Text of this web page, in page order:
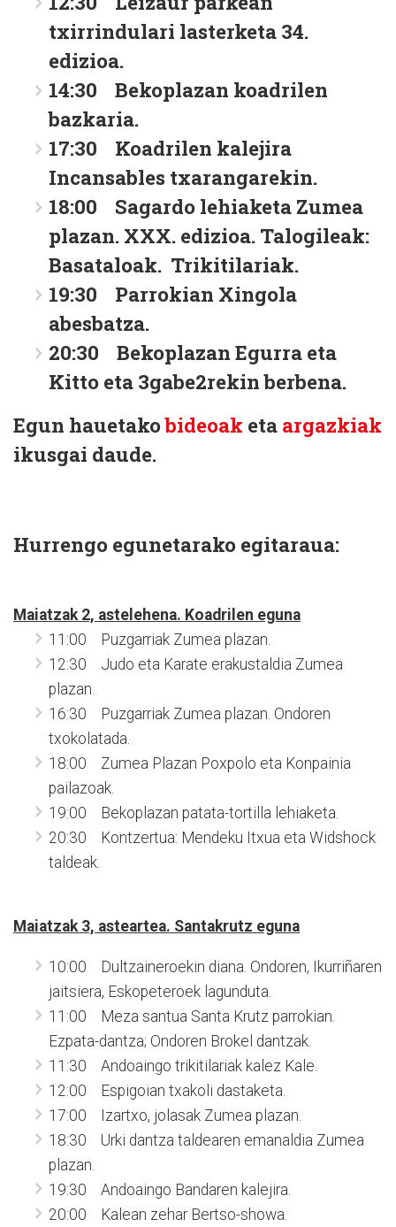
txirrindulari lasterketa 34.
edizioa.
14:30 Bekoplazan koadrilen
bazkaria.
17:30 Koadrilen kalejira
Incansables txarangarekin.
18:00 Sagardo lehiaketa Zumea
plazan. XXX. edizioa. Talogileak:
Basataloak. Trikitilariak.
19:30 Parrokian Xingola
abesbatza.
20:30 Bekoplazan Egurra eta
Kitto eta 3gabe2rekin berbena.
Egun hauetakobideoak eta argazkiak
ikusgai daude.
Hurrengo egunetarako egitaraua:
Maiatzak 2, astelehena. Koadrilen eguna
11:00 Puzgarriak Zumea plazan.
12:30 Judo eta Karate erakustaldia Zumea
plazan.
16:30 Puzgarriak Zumea plazan. Ondoren
txokolatada.
18:00 Zumea Plazan Poxpolo eta Konpainia
pailazoak.
19:00 Bekoplazan patata-tortilla lehiaketa.
20:30 Kontzertua: Mendeku Itxua eta Widshock
taldeak.
Maiatzak 3, asteartea. Santakrutz eguna
10:00 Dultzaineroekin diana. Ondoren, Ikurriñaren
jaitsiera, Eskopeteroek lagunduta.
11:00 Meza santua Santa Krutz parrokian.
Ezpata-dantza; Ondoren Brokel dantzak.
11:30 Andoaingo trikitilariak kalez Kale.
12:00 Espigoian txakoli dastaketa.
17:00 Izartxo, jolasak Zumea plazan.
18:30 Urki dantza taldearen emanaldia Zumea
plazan.
19:30 Andoaingo Bandaren kalejira.
20:00 Kalean zehar Bertso-showa.